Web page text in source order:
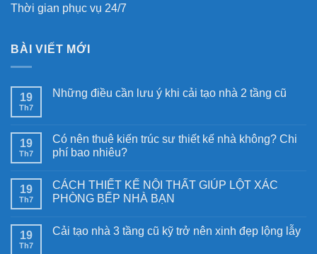
Thời gian phục vụ 24/7
BÀI VIẾT MỚI
19
Th7
Những điều cần lưu ý khi cải tạo nhà 2 tầng cũ
19
Th7
Có nên thuê kiến trúc sư thiết kế nhà không? Chi
phí bao nhiêu?
19
Th7
CÁCH THIẾT KẾ NỘI THẤT GIÚP LỘT XÁC
PHÒNG BẾP NHÀ BẠN
19
Th7
Cải tạo nhà 3 tầng cũ kỹ trở nên xinh đẹp lộng lẫy